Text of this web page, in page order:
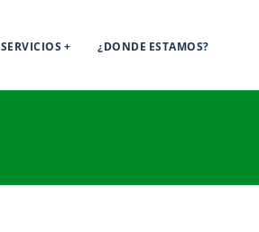
SERVICIOS ¿DONDE ESTAMOS?